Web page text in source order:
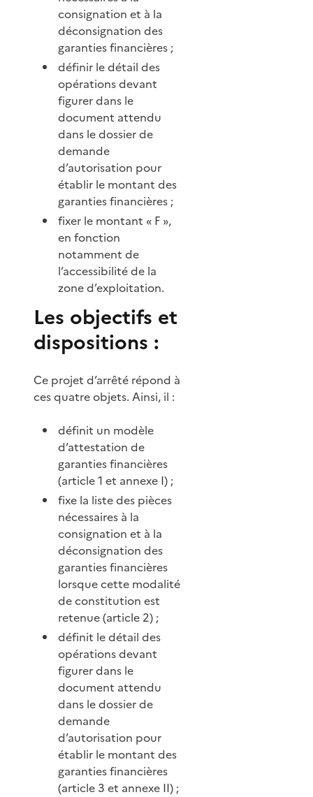
consignation et à la
déconsignation des
garanties financières ;
définir le détail des
opérations devant
figurer dans le
document attendu
dans le dossier de
demande
d’autorisation pour
établir le montant des
garanties financières ;
fixer le montant « F »,
en fonction
notamment de
l’accessibilité de la
zone d’exploitation.
Les objectifs et
dispositions :
Ce projet d’arrêté répond à
ces quatre objets. Ainsi, il :
définit un modèle
d’attestation de
garanties financières
(article 1 et annexe I) ;
fixe la liste des pièces
nécessaires à la
consignation et à la
déconsignation des
garanties financières
lorsque cette modalité
de constitution est
retenue (article 2) ;
définit le détail des
opérations devant
figurer dans le
document attendu
dans le dossier de
demande
d’autorisation pour
établir le montant des
garanties financières
(article 3 et annexe II) ;